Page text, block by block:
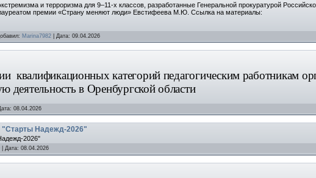
и терроризма для 9–11-х классов, разработанные Генеральной прокуратурой
премии «Страну меняют люди» Евстифеева М.Ю. Ссылка на материалы:
Marina7982 Дата: 09.04.2026
квалификационных категорий педагогическим работникам
деятельность в Оренбургской области
08.04.2026
"Старты Надежд-2026"
2026"
Дата: 08.04.2026